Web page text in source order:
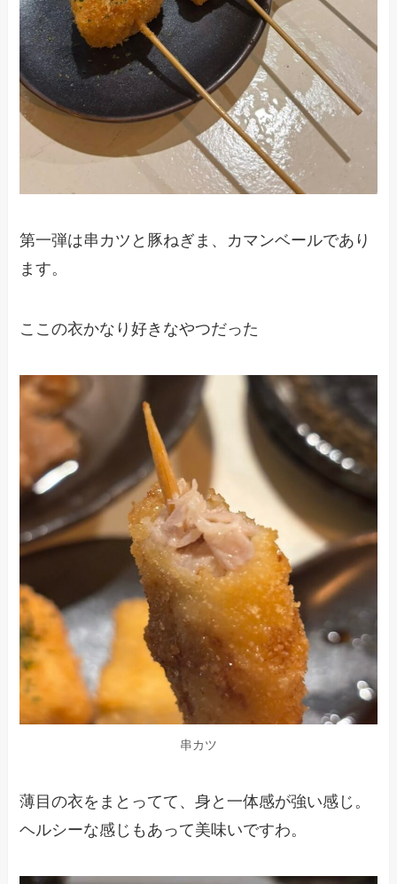
第一弾は串カツと豚ねぎま、カマンベールであり
ます。
ここの衣かなり好きなやつだった
串カツ
薄目の衣をまとってて、身と一体感が強い感じ。
ヘルシーな感じもあって美味いですわ。